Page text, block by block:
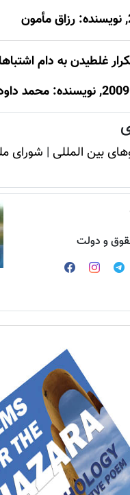
غلطیدن به دام
بين المللی | شورای
و دولت